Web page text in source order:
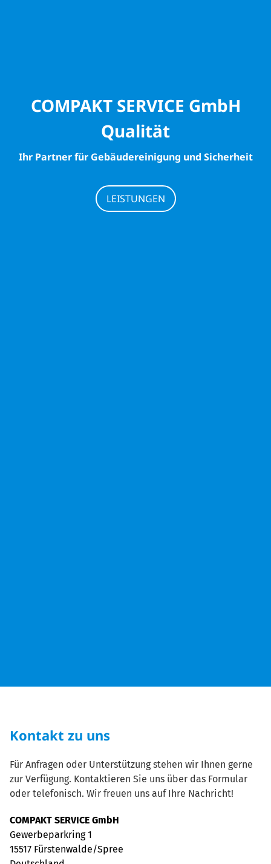
COMPAKT SERVICE GmbH
Qualität
Ihr Partner für Gebäudereinigung und Sicherheit
LEISTUNGEN
Kontakt zu uns
Für Anfragen oder Unterstützung stehen wir Ihnen gerne
zur Verfügung. Kontaktieren Sie uns über das Formular
oder telefonisch. Wir freuen uns auf Ihre Nachricht!
COMPAKT SERVICE GmbH
Gewerbeparkring 1
15517 Fürstenwalde/Spree